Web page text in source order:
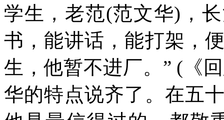
学生，老范(范文华) ，
书，能讲话，能打架，
生，他暂不进厂。” ( 《
华的特点说齐了。在五